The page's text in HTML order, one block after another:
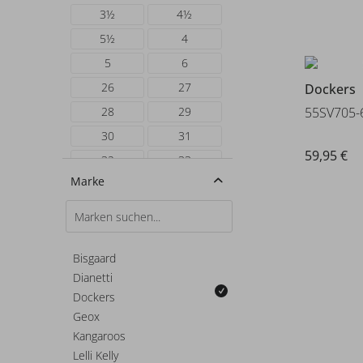
3½
4½
5½
4
5
6
26
27
28
29
30
31
32
33
34
39
Marke
Bisgaard
Dianetti
Dockers
Geox
Kangaroos
Lelli Kelly
Dockers
59,95 €